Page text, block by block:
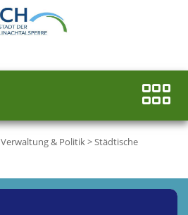
Verwaltung & Politik>Städtische